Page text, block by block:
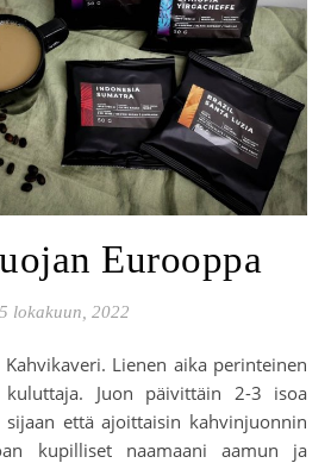
Eurooppa
5 lokakuun, 2022
kuluttaja. Juon päivittäin 2-3 isoa
sijaan että ajoittaisin kahvinjuonnin
kupilliset naamaani aamun ja